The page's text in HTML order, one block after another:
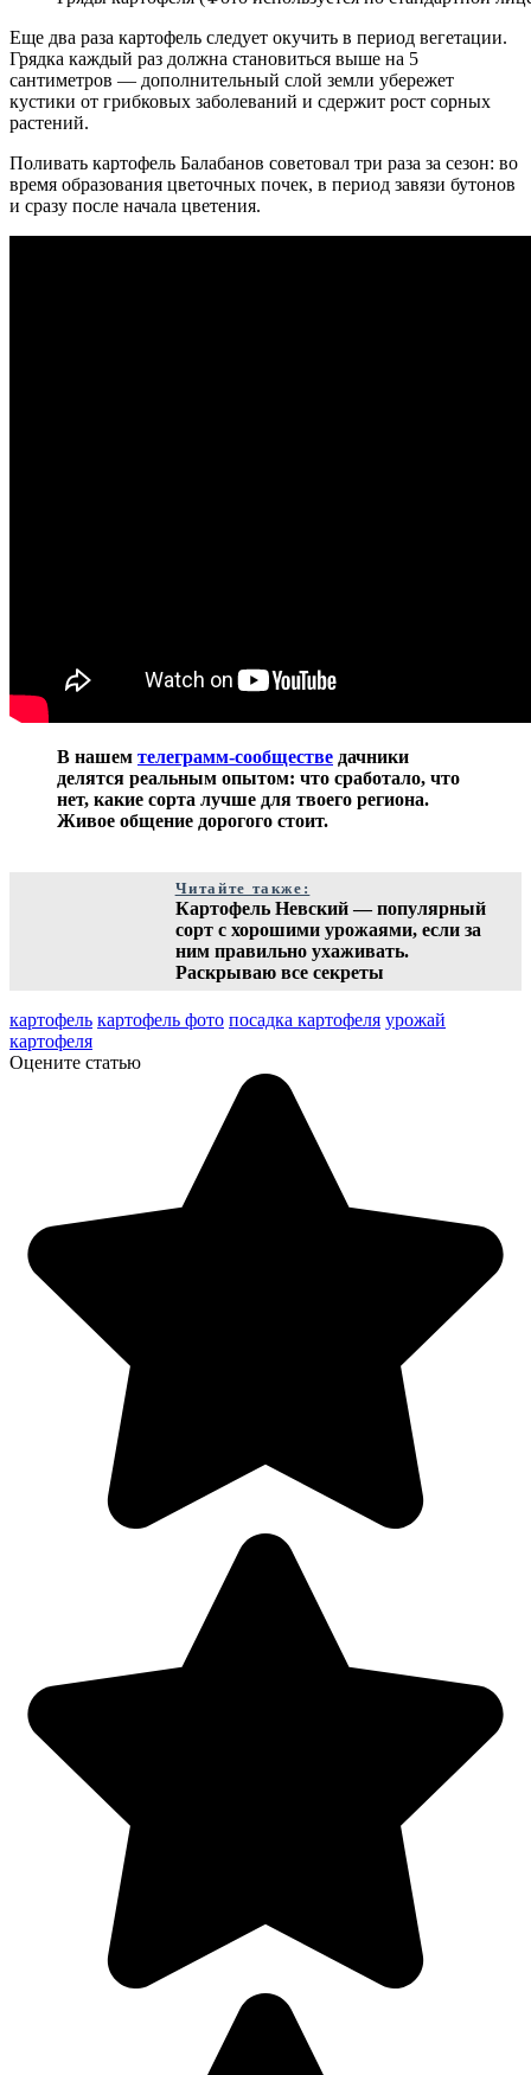
Еще два раза картофель следует окучить в период вегетации.
Грядка каждый раз должна становиться выше на 5
сантиметров — дополнительный слой земли убережет
кустики от грибковых заболеваний и сдержит рост сорных
растений.
Поливать картофель Балабанов советовал три раза за сезон: во
время образования цветочных почек, в период завязи бутонов
и сразу после начала цветения.
В нашем телеграмм-сообществе дачники
делятся реальным опытом: что сработало, что
нет, какие сорта лучше для твоего региона.
Живое общение дорогого стоит.
Читайте также:
Картофель Невский — популярный
сорт с хорошими урожаями, если за
ним правильно ухаживать.
Раскрываю все секреты
картофель картофель фото посадка картофеля урожай
картофеля
Оцените статью